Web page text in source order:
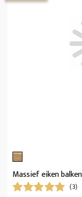
Massief eiken
(3)